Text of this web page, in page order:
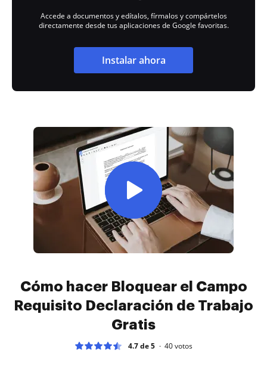
Accede a documentos y edítalos, fírmalos y compártelos
directamente desde tus aplicaciones de Google favoritas.
Instalar ahora
Cómo hacer Bloquear el Campo
Requisito Declaración de Trabajo
Gratis
4.7 de 5 40votos